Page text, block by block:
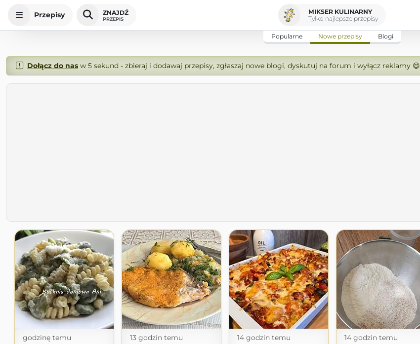
Przepisy ZNAJDŹ
PRZEPIS
MIKSER KULINARNY
Tylko najlepsze przepisy
Popularne Nowe przepisy Blogi
Dołącz do nasw 5 sekund - zbieraj i dodawaj przepisy, zgłaszaj nowe blogi, dyskutuj na forum i wyłącz reklamy 😄
godzinę temu
13 godzin temu
14 godzin temu
14 godzin temu